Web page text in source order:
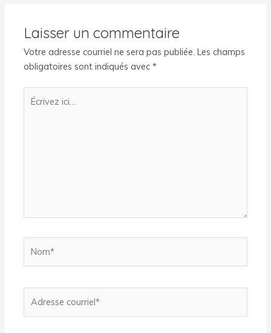
Laisser un commentaire
Votre adresse courriel ne sera pas publiée. Les champs
obligatoires sont indiqués avec*
Écrivez
ici…
courriel*